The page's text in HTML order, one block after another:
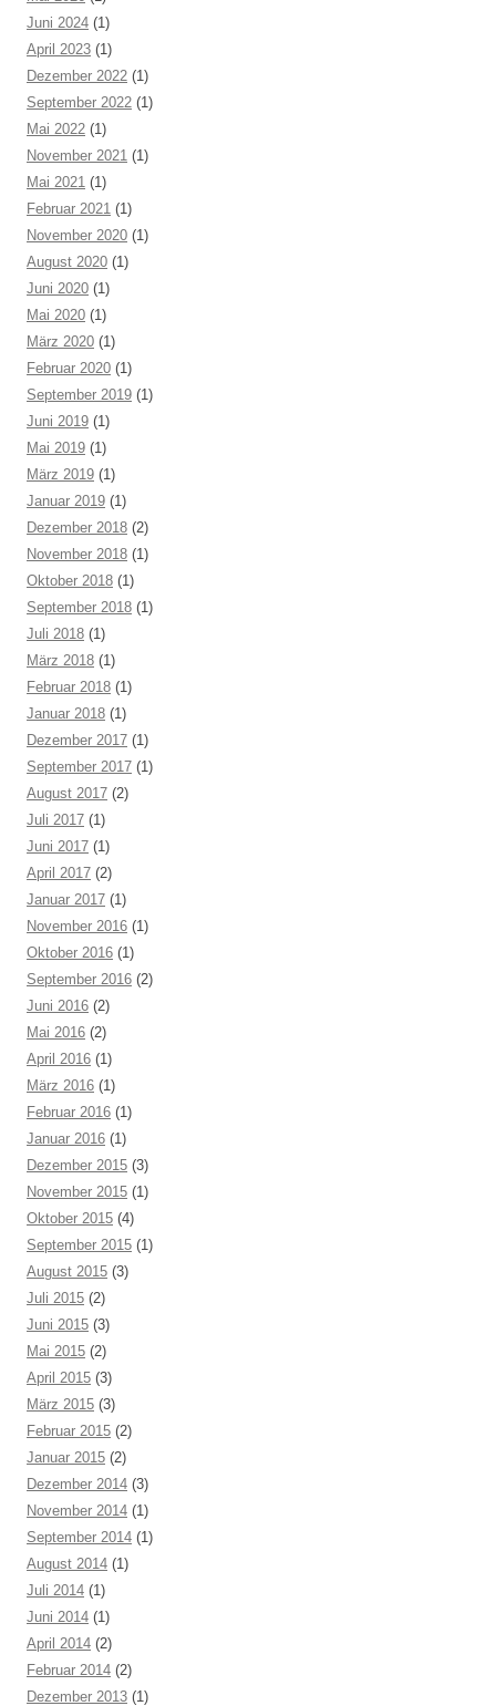
Juni 2024 (1)
April 2023 (1)
Dezember 2022 (1)
September 2022 (1)
Mai 2022 (1)
November 2021 (1)
Mai 2021 (1)
Februar 2021 (1)
November 2020 (1)
August 2020 (1)
Juni 2020 (1)
Mai 2020 (1)
März 2020 (1)
Februar 2020 (1)
September 2019 (1)
Juni 2019 (1)
Mai 2019 (1)
März 2019 (1)
Januar 2019 (1)
Dezember 2018 (2)
November 2018 (1)
Oktober 2018 (1)
September 2018 (1)
Juli 2018 (1)
März 2018 (1)
Februar 2018 (1)
Januar 2018 (1)
Dezember 2017 (1)
September 2017 (1)
August 2017 (2)
Juli 2017 (1)
Juni 2017 (1)
April 2017 (2)
Januar 2017 (1)
November 2016 (1)
Oktober 2016 (1)
September 2016 (2)
Juni 2016 (2)
Mai 2016 (2)
April 2016 (1)
März 2016 (1)
Februar 2016 (1)
Januar 2016 (1)
Dezember 2015 (3)
November 2015 (1)
Oktober 2015 (4)
September 2015 (1)
August 2015 (3)
Juli 2015 (2)
Juni 2015 (3)
Mai 2015 (2)
April 2015 (3)
März 2015 (3)
Februar 2015 (2)
Januar 2015 (2)
Dezember 2014 (3)
November 2014 (1)
September 2014 (1)
August 2014 (1)
Juli 2014 (1)
Juni 2014 (1)
April 2014 (2)
Februar 2014 (2)
Dezember 2013 (1)